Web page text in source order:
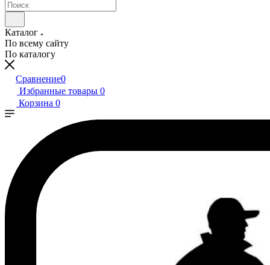
Каталог
По всему сайту
По каталогу
Сравнение0
Избранные товары 0
Корзина 0